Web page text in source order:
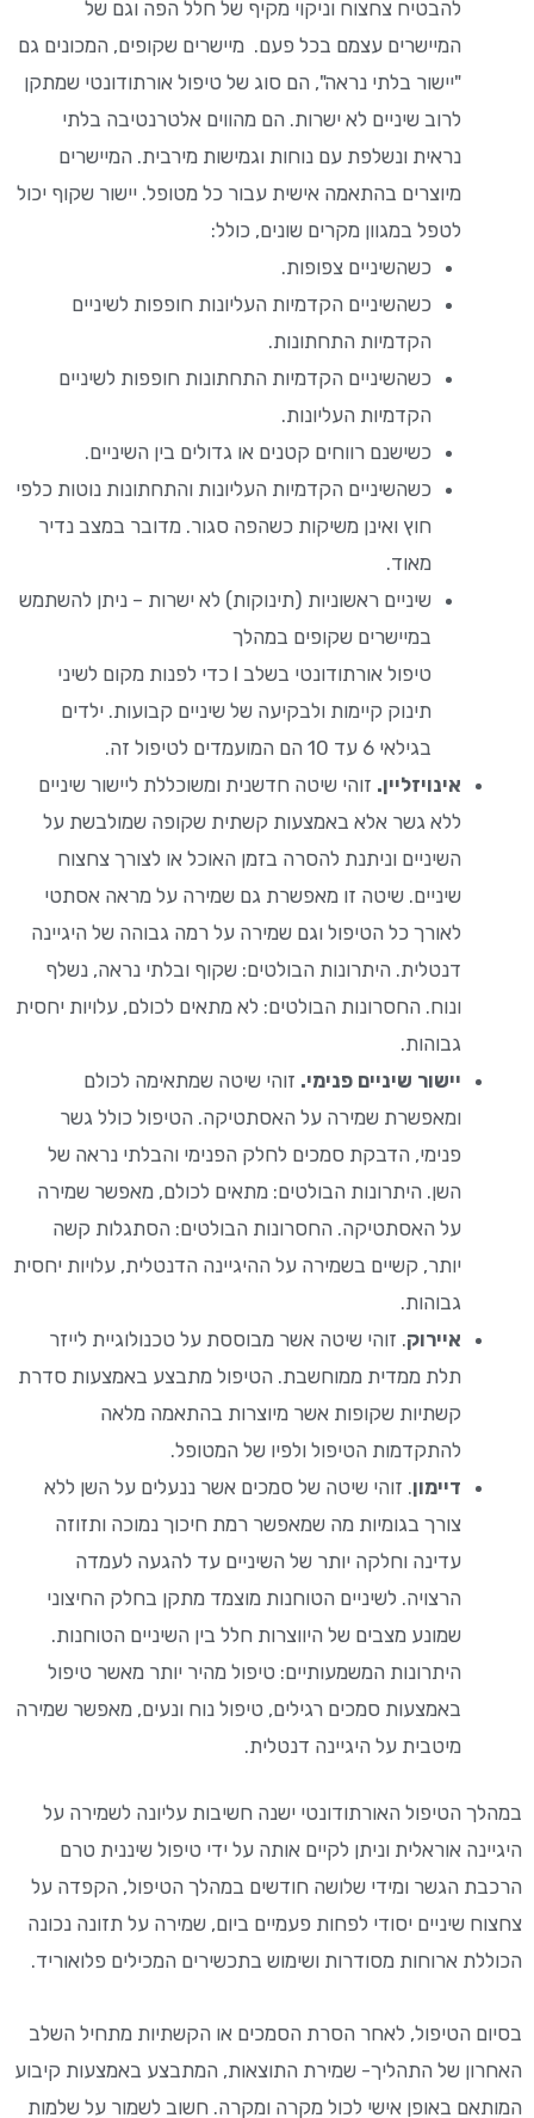
להבטיח צחצוח וניקוי מקיף של חלל הפה וגם של
המיישרים עצמם בכל פעם. מיישרים שקופים, המכונים גם
"יישור בלתי נראה", הם סוג של טיפול אורתודונטי שמתקן
לרוב שיניים לא ישרות. הם מהווים אלטרנטיבה בלתי
נראית ונשלפת עם נוחות וגמישות מירבית. המיישרים
מיוצרים בהתאמה אישית עבור כל מטופל. יישור שקוף יכול
לטפל במגוון מקרים שונים, כולל:
כשהשיניים צפופות.
כשהשיניים הקדמיות העליונות חופפות לשיניים
הקדמיות התחתונות.
כשהשיניים הקדמיות התחתונות חופפות לשיניים
הקדמיות העליונות.
כשישנם רווחים קטנים או גדולים בין השיניים.
כשהשיניים הקדמיות העליונות והתחתונות נוטות כלפי
חוץ ואינן משיקות כשהפה סגור. מדובר במצב נדיר
מאוד.
שיניים ראשוניות (תינוקות) לא ישרות – ניתן להשתמש
במיישרים שקופים במהלך
טיפול אורתודונטי בשלב I כדי לפנות מקום לשיני
תינוק קיימות ולבקיעה של שיניים קבועות. ילדים
בגילאי 6 עד 10 הם המועמדים לטיפול זה.
אינויזליין. זוהי שיטה חדשנית ומשוכללת ליישור שיניים
ללא גשר אלא באמצעות קשתית שקופה שמולבשת על
השיניים וניתנת להסרה בזמן האוכל או לצורך צחצוח
שיניים. שיטה זו מאפשרת גם שמירה על מראה אסתטי
לאורך כל הטיפול וגם שמירה על רמה גבוהה של היגיינה
דנטלית. היתרונות הבולטים: שקוף ובלתי נראה, נשלף
ונוח. החסרונות הבולטים: לא מתאים לכולם, עלויות יחסית
גבוהות.
יישור שיניים פנימי. זוהי שיטה שמתאימה לכולם
ומאפשרת שמירה על האסתטיקה. הטיפול כולל גשר
פנימי, הדבקת סמכים לחלק הפנימי והבלתי נראה של
השן. היתרונות הבולטים: מתאים לכולם, מאפשר שמירה
על האסתטיקה. החסרונות הבולטים: הסתגלות קשה
יותר, קשיים בשמירה על ההיגיינה הדנטלית, עלויות יחסית
גבוהות.
איירוק. זוהי שיטה אשר מבוססת על טכנולוגיית לייזר
תלת ממדית ממוחשבת. הטיפול מתבצע באמצעות סדרת
קשתיות שקופות אשר מיוצרות בהתאמה מלאה
להתקדמות הטיפול ולפיו של המטופל.
דיימון. זוהי שיטה של סמכים אשר ננעלים על השן ללא
צורך בגומיות מה שמאפשר רמת חיכוך נמוכה ותזוזה
עדינה וחלקה יותר של השיניים עד להגעה לעמדה
הרצויה. לשיניים הטוחנות מוצמד מתקן בחלק החיצוני
שמונע מצבים של היווצרות חלל בין השיניים הטוחנות.
היתרונות המשמעותיים: טיפול מהיר יותר מאשר טיפול
באמצעות סמכים רגילים, טיפול נוח ונעים, מאפשר שמירה
מיטבית על היגיינה דנטלית.
במהלך הטיפול האורתודונטי ישנה חשיבות עליונה לשמירה על
היגיינה אוראלית וניתן לקיים אותה על ידי טיפול שיננית טרם
הרכבת הגשר ומידי שלושה חודשים במהלך הטיפול, הקפדה על
צחצוח שיניים יסודי לפחות פעמיים ביום, שמירה על תזונה נכונה
הכוללת ארוחות מסודרות ושימוש בתכשירים המכילים פלואוריד.
בסיום הטיפול, לאחר הסרת הסמכים או הקשתיות מתחיל השלב
האחרון של התהליך- שמירת התוצאות, המתבצע באמצעות קיבוע
המותאם באופן אישי לכול מקרה ומקרה. חשוב לשמור על שלמות